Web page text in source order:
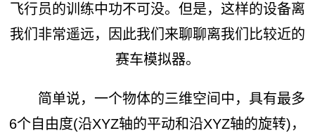
飞行员的训练中功不可没。但是，这样的设备离
我们非常遥远，因此我们来聊聊离我们比较近的
赛车模拟器。
简单说，一个物体的三维空间中，具有最多
6个自由度(沿XYZ轴的平动和沿XYZ轴的旋转)，